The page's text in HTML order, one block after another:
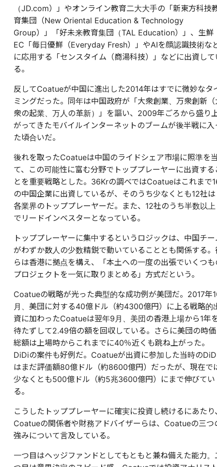
（JD.com）」やオンライン教育二大大手の「新東方科技
育集団（New Oriental Education & Technology
Group）」「好未来教育集団（TAL Education）」、生鮮
EC「毎日優鮮（Everyday Fresh）」やAIを顔認識技術な
に応用する「センスタイム（商湯科技）」などに出資して
る。
反してCoatueが中国に進出した2014年はすでに微妙なタ
ミングだった。同年は中国政府が「大衆創業、万衆創新（
衆の起業、万人の革新）」を謳い、2009年ごろから盛り
がってきたモバイルインターネットのブームが後半戦に入
た頃合いだ。
後れを取ったCoatueは中国のライドシェア市場に照準を
て、この可能性に富む分野でトッププレーヤーに出資する
とを重要戦略とした。36Krの調べではCoatueはこれまで
の中国企業に出資しているが、そのうち少なくとも12社は
各業界のトッププレーヤーだ。また、12社のうち半数以上
でリードインベスターとなっている。
トッププレーヤーに集中するというロジックは、中国チー
がわずか数人の少数精鋭で動いていることとも関係する。
らは香港に拠点を構え、「本土への一度の出張でいくつも
プロジェクトを一気に取りまとめる」方式だという。
Coatueの戦略が光った典型的な成功例が美団だ。2017年
月、美団に対する40億ドル（約4300億円）に上る戦略的
資に加わったCoatueは翌年9月、美団の香港上場から1年
待たずして2.49倍の額を回収している。さらに美団の時価
総額は上場時からこれまでに40％近くも跳ね上がった。
DiDiの案件も好例だ。Coatueが出資に参加した当時の
はまだ評価額80億ドル（約8600億円）だったが、現在で
少なくとも500億ドル（約5兆3600億円）にまで伸びてい
る。
こうしたトッププレーヤーに確実に投資し続けるにあたり
Coatueの関係者や財務アドバイザーらは、Coatueの三つ
強みについて言及している。
一つ目はヘッジファンドとしてもともと兼ね備えた能力。